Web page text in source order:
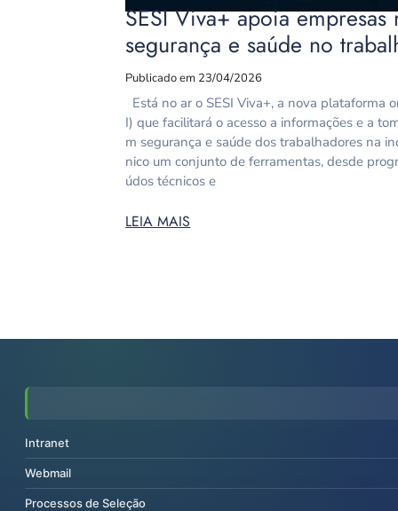
SESI Viva+ apoia
segurança e saúde no
Publicado em 23/04/2026
Está no ar o SESI Viva+, a nova plataforma
I) que facilitará o acesso a informações e a
m segurança e saúde dos trabalhadores na
nico um conjunto de ferramentas, desde
údos técnicos e
LEIA MAIS
Intranet
Webmail
Processos de Seleção